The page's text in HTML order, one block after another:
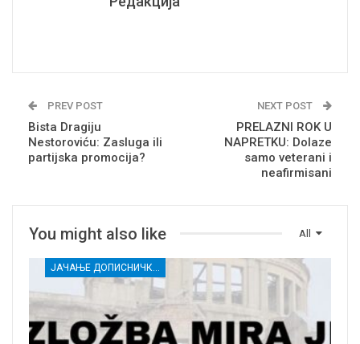
PREV POST
Bista Dragiju
Nestoroviću: Zasluga ili
partijska promocija?
NEXT POST
PRELAZNI ROK U
NAPRETKU: Dolaze
samo veterani i
neafirmisani
All
You might also like
ЈАЧАЊЕ ДОПИСНИЧКЕ МРЕЖЕ НЕЗАВИСНИХ МЕДИЈА У РАСИНСКОМ ОКРУГУ